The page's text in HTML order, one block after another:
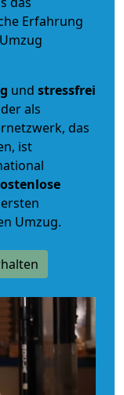
Erfahrung
und stressfrei
als
das
ist
Umzug.